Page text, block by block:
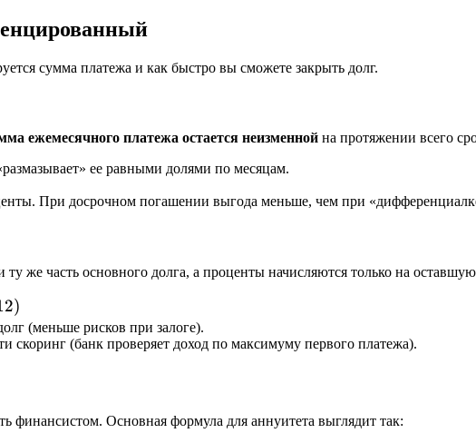
сумма платежа и как быстро вы сможете закрыть долг.
ежемесячного платежа остается неизменной на протяжении всего
ее равными долями по месяцам.
При досрочном погашении выгода меньше, чем при
же часть основного долга, а проценты начисляются только на
)
(меньше рисков при залоге).
скоринг (банк проверяет доход по максимуму первого платежа).
финансистом. Основная формула для аннуитета выглядит так: